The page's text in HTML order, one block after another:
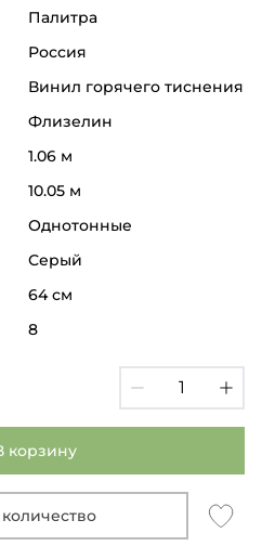
Палитра
Россия
Винил горячего тиснения
Флизелин
1.06 м
10.05 м
Однотонные
Серый
64 см
8
корзину